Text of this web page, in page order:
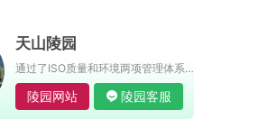
天山陵园
通过了ISO质量和环境两项管理体系认证，是北京市较早通过认证单位
陵园网站 陵园客服